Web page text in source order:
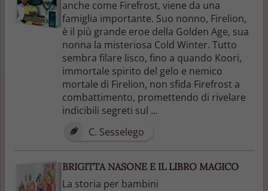
anche come Firefrost, viene da una
famiglia importante. Suo nonno, Firelion,
è il più grande eroe della Golden Age, sua
nonna la misteriosa Cold Winter. Tutto
sembra filare lisco, fino a quando Koori,
immortale spirito del gelo e nemico
mortale di Firelion, non sfida Firefrost a
combattimento, promettendo di rivelare
indicibili segreti sul ...
C. Sesselego
BRIGITTA NASONE E IL LIBRO MAGICO
La storia per bambini